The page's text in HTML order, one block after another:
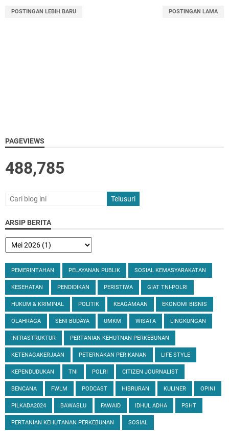
POSTINGAN LEBIH BARU POSTINGAN LAMA
PAGEVIEWS
488,785
ARSIP BERITA
PEMERINTAHAN PELAYANAN PUBLIK SOSIAL KEMASYARAKATAN
KESEHATAN PENDIDIKAN PERISTIWA GIAT TNI-POLRI
HUKUM & KRIMINAL POLITIK KEAGAMAAN EKONOMI BISNIS
OLAHRAGA SENI BUDAYA UMKM WISATA LINGKUNGAN
INFRASTRUKTUR PERTANIAN KEHUTNAN PERKEBUNAN
KETENAGAKERJAAN PETERNAKAN PERIKANAN LIFE STYLE
KEPENDUDUKAN TNI POLRI CITIZEN JOURNALIST
BENCANA FWLM PODCAST HIBRURAN KULINER OPINI
PILKADA2024 BAWASLU FAWAID IDHUL ADHA PSHT
PERTANIAN KEHUTANAN PERKEBUNAN SOSIAL